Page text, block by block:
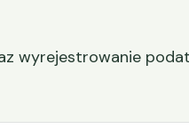
wyrejestrowanie